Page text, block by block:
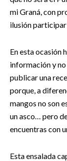
mi Graná, con
ilusión
En esta ocasión
información y
publicar una
porque, a
mangos no son
un asco… pero
encuentras con
Esta ensalada